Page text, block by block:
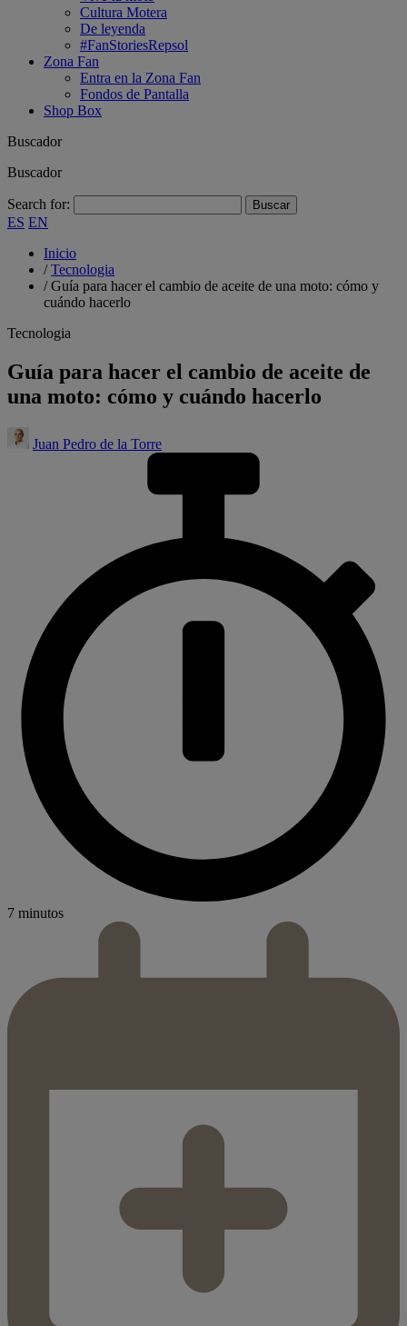
Cultura Motera
De leyenda
#FanStoriesRepsol
Zona Fan
Entra en la Zona Fan
Fondos de Pantalla
Shop Box
Buscador
Buscador
Search for:
ES EN
Inicio
/Tecnologia
/Guía para hacer el cambio de aceite de una moto: cómo y
cuándo hacerlo
Tecnologia
Guía para hacer el cambio de aceite de
una moto: cómo y cuándo hacerlo
Juan Pedro de la Torre
7 minutos